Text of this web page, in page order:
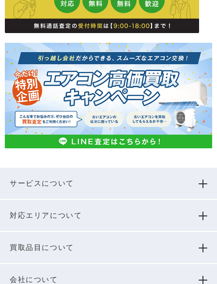
サービスについて
対応エリアについて
買取品⽬について
会社について